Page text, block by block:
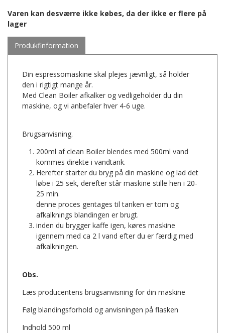
Varen kan desværre ikke købes, da der ikke er flere på
lager
Produkfinformation
Din espressomaskine skal plejes jævnligt, så holder
den i rigtigt mange år.
Med Clean Boiler afkalker og vedligeholder du din
maskine, og vi anbefaler hver 4-6 uge.
Brugsanvisning.
200ml af clean Boiler blendes med 500ml vand
kommes direkte i vandtank.
Herefter starter du bryg på din maskine og lad det
løbe i 25 sek, derefter står maskine stille hen i 20-
25 min.
denne proces gentages til tanken er tom og
afkalknings blandingen er brugt.
inden du brygger kaffe igen, køres maskine
igennem med ca 2 l vand efter du er færdig med
afkalkningen.
Obs.
Læs producentens brugsanvisning for din maskine
Følg blandingsforhold og anvisningen på flasken
Indhold 500 ml